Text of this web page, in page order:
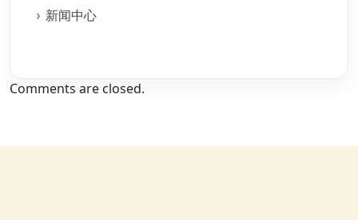
新闻中心
Comments are closed.